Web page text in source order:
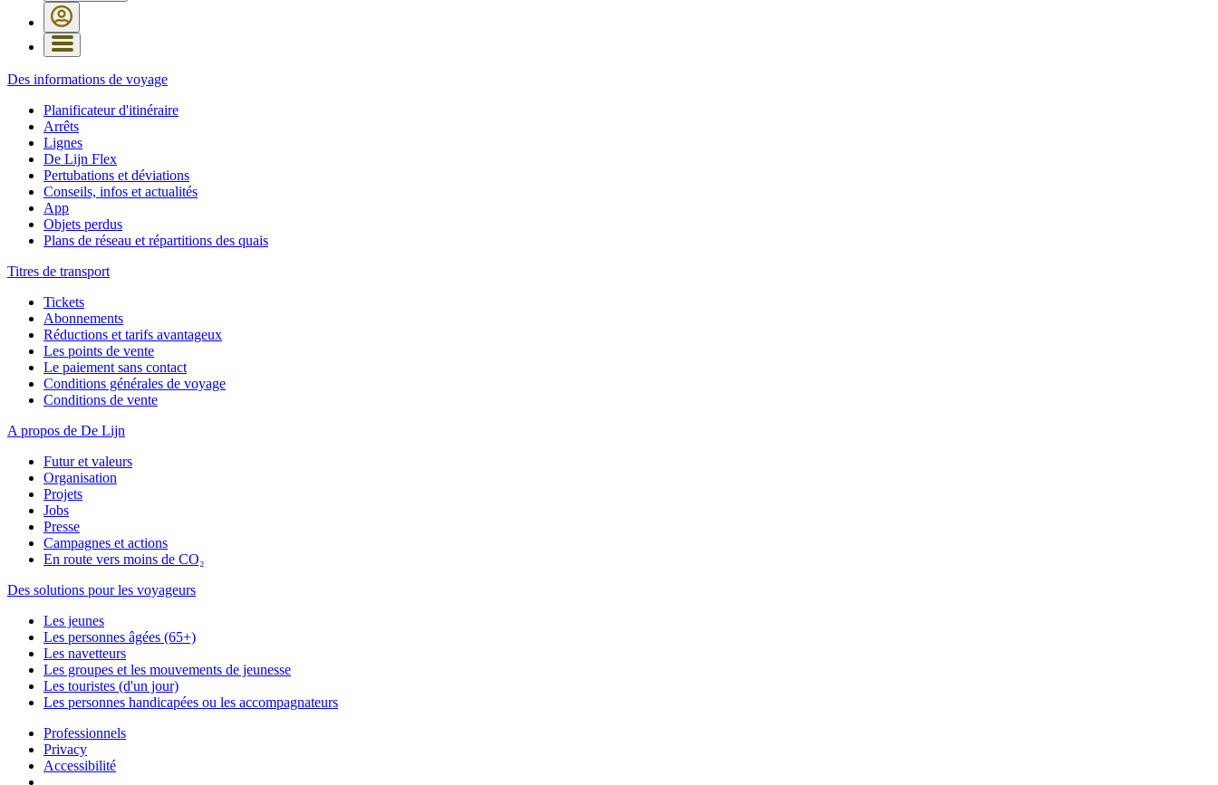
Des informations de voyage
Planificateur d'itinéraire
Arrêts
Lignes
De Lijn Flex
Pertubations et déviations
Conseils, infos et actualités
App
Objets perdus
Plans de réseau et répartitions des quais
Titres de transport
Tickets
Abonnements
Réductions et tarifs avantageux
Les points de vente
Le paiement sans contact
Conditions générales de voyage
Conditions de vente
A propos de De Lijn
Futur et valeurs
Organisation
Projets
Jobs
Presse
Campagnes et actions
En route vers moins de CO₂
Des solutions pour les voyageurs
Les jeunes
Les personnes âgées (65+)
Les navetteurs
Les groupes et les mouvements de jeunesse
Les touristes (d'un jour)
Les personnes handicapées ou les accompagnateurs
Professionnels
Privacy
Accessibilité